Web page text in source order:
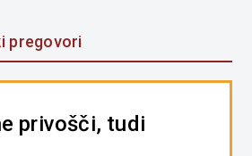
pregovori
privošči, tudi